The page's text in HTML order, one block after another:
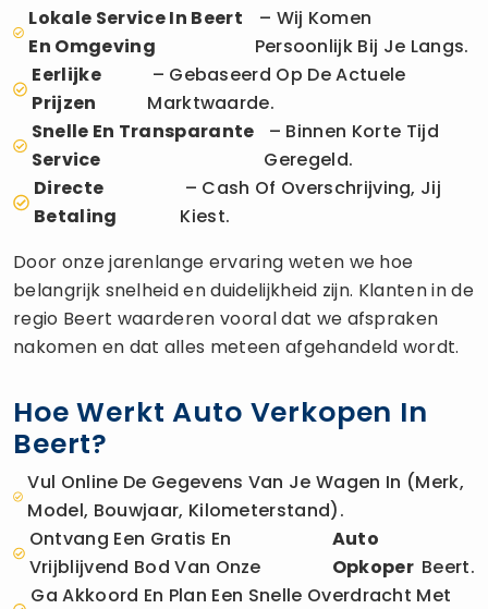
Lokale Service In Beert
En Omgeving
– Wij Komen
Persoonlijk Bij Je Langs.
Eerlijke
Prijzen
– Gebaseerd Op De Actuele
Marktwaarde.
Snelle En Transparante
Service
– Binnen Korte Tijd
Geregeld.
Directe
Betaling
– Cash Of Overschrijving, Jij
Kiest.
Door onze jarenlange ervaring weten we hoe
belangrijk snelheid en duidelijkheid zijn. Klanten in de
regio Beert waarderen vooral dat we afspraken
nakomen en dat alles meteen afgehandeld wordt.
Hoe Werkt Auto Verkopen In
Beert?
Vul Online De Gegevens Van Je Wagen In (merk,
Model, Bouwjaar, Kilometerstand).
Ontvang Een Gratis En
Vrijblijvend Bod Van Onze
Auto
Opkoper Beert.
Ga Akkoord En Plan Een Snelle Overdracht Met